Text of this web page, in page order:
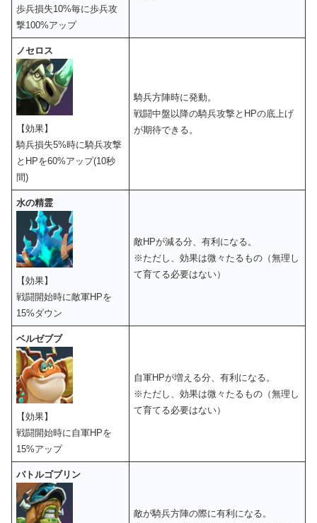
歩兵損失10%毎に歩兵攻
撃100%アップ
ノセロス
【効果】
騎兵損失5%時に騎兵攻撃
とHPを60%アップ(10秒
間)
騎兵方陣時に発動。
戦闘中盤以降の騎兵攻撃とHPの底上げ
が期待できる。
水の精霊
【効果】
戦闘開始時に敵軍HPを
15%ダウン
敵HPが減る分、有利になる。
※ただし、効果は微々たるもの（無理し
て育てる必要はない）
ベルゼブブ
【効果】
戦闘開始時に自軍HPを
15%アップ
自軍HPが増える分、有利になる。
※ただし、効果は微々たるもの（無理し
て育てる必要はない）
バトルゴブリン
敵が騎兵方陣の際に有利になる。